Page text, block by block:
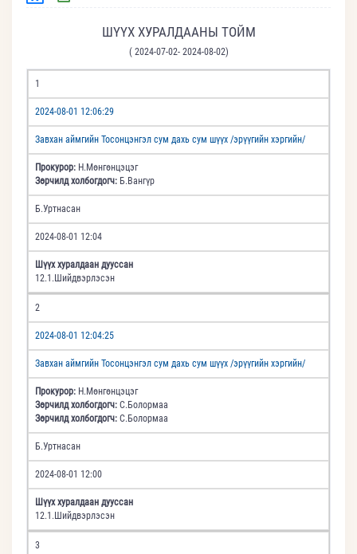
ШҮҮХ ХУРАЛДААНЫ ТОЙМ
( 2024-07-02- 2024-08-02)
1
2024-08-01 12:06:29
Завхан аймгийн Тосонцэнгэл сум дахь сум шүүх /эрүүгийн хэргийн/
Прокурор: Н.Мөнгөнцэцэг
Зөрчилд холбогдогч: Б.Вангүр
Б.Уртнасан
2024-08-01 12:04
Шүүх хуралдаан дууссан
12.1.Шийдвэрлэсэн
2
2024-08-01 12:04:25
Завхан аймгийн Тосонцэнгэл сум дахь сум шүүх /эрүүгийн хэргийн/
Прокурор: Н.Мөнгөнцэцэг
Зөрчилд холбогдогч: С.Болормаа
Зөрчилд холбогдогч: С.Болормаа
Б.Уртнасан
2024-08-01 12:00
Шүүх хуралдаан дууссан
12.1.Шийдвэрлэсэн
3